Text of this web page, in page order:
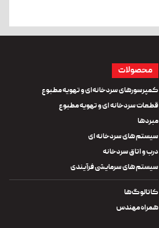
محصولات
کمپرسورهای سردخانه‌ای و تهویه مطبوع
قطعات سردخانه ای و تهویه مطبوع
مبردها
سیستم های سردخانه ای
درب و اتاق سردخانه
سیستم های سرمایشی فرآیندی
کاتالوگ‌ها
همراه مهندس